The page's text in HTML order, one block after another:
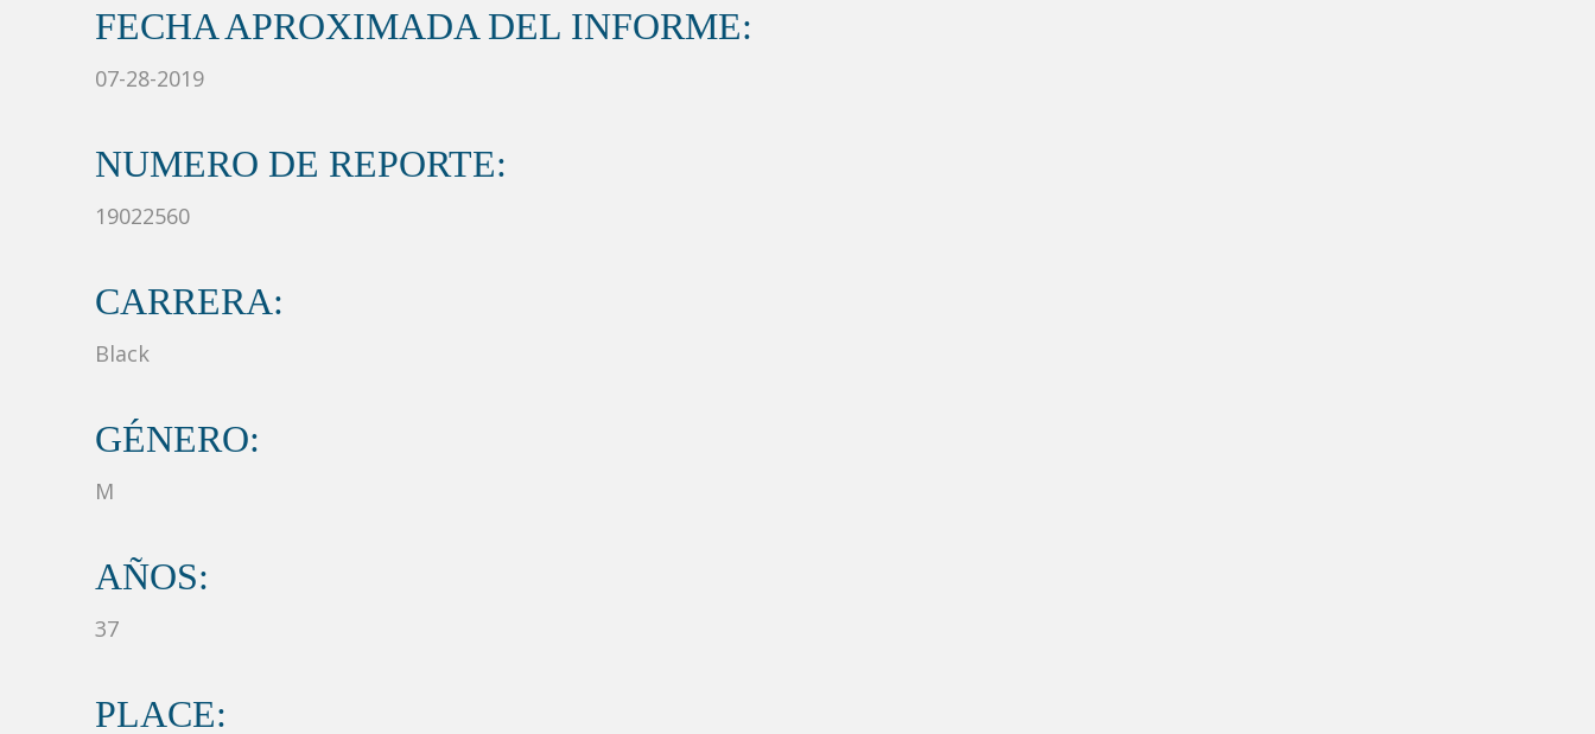
FECHA APROXIMADA DEL INFORME:
07-28-2019
NUMERO DE REPORTE:
19022560
CARRERA:
Black
GÉNERO:
M
AÑOS:
37
PLACE: